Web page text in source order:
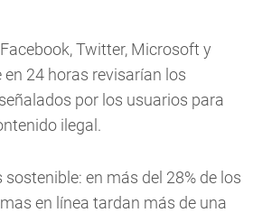
Twitter, Microsoft y
en 24 horas revisarían los
por los usuarios para
ilegal.
en más del 28% de los
en línea tardan más de una